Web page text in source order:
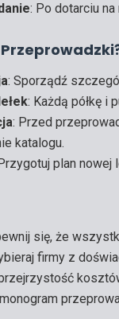
: Po dotarciu
: Sporządź
: Każdą półkę i
: Przed
katalogu.
plan nowej
się, że
firmy z